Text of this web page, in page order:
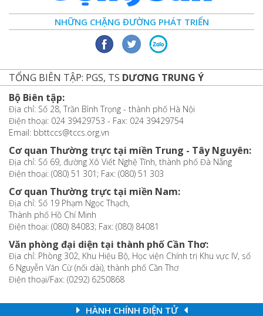
NHỮNG CHẶNG ĐƯỜNG PHÁT TRIỂN
TỔNG BIÊN TẬP: PGS, TS DƯƠNG TRUNG Ý
Bộ Biên tập:
Địa chỉ: Số 28, Trần Bình Trọng - thành phố Hà Nội
Điện thoại: 024 39429753 - Fax: 024 39429754
Email: bbttccs@tccs.org.vn
Cơ quan Thường trực tại miền Trung - Tây Nguyên:
Địa chỉ: Số 69, đường Xô Viết Nghệ Tĩnh, thành phố Đà Nẵng
Điện thoại: (080) 51 301; Fax: (080) 51 303
Cơ quan Thường trực tại miền Nam:
Địa chỉ: Số 19 Phạm Ngọc Thạch,
Thành phố Hồ Chí Minh
Điện thoại: (080) 84083; Fax: (080) 84081
Văn phòng đại diện tại thành phố Cần Thơ:
Địa chỉ: Phòng 302, Khu Hiệu Bộ, Học viện Chính trị Khu vực IV, số
6 Nguyễn Văn Cừ (nối dài), thành phố Cần Thơ
Điện thoại/Fax: (0292) 6250868
HÀNH CHÍNH ĐIỆN TỬ